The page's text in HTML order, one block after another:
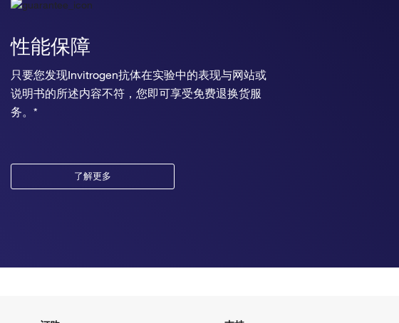
性能保障
只要您发现Invitrogen抗体在实验中的表现与网站或
说明书的所述内容不符，您即可享受免费退换货服
务。*
了解更多